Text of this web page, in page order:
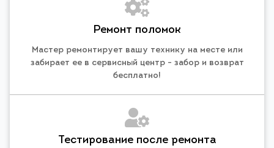
Ремонт поломок
Мастер ремонтирует вашу технику на месте или
забирает ее в сервисный центр - забор и возврат
бесплатно!
Тестирование после ремонта